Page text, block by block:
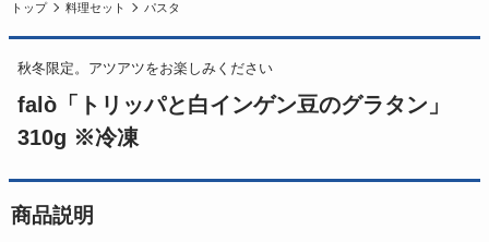
トップ 料理セット パスタ
秋冬限定。アツアツをお楽しみください
falò「トリッパと白インゲン豆のグラタン」
310g ※冷凍
商品説明